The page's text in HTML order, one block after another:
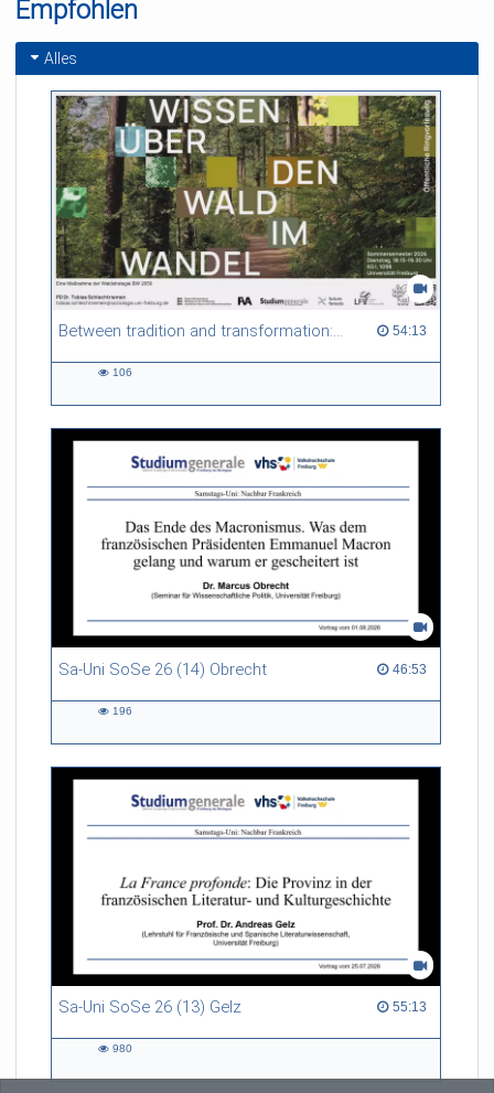
Empfohlen
Alles
Between tradition and transformation: how owners, advisers and institutions co-create knowledge for resilient forests in Europe 54:13
54:13 duration
106
Sa-Uni SoSe 26 (14) Obrecht 46:53
46:53 duration
196
Sa-Uni SoSe 26 (13) Gelz 55:13
55:13 duration
980